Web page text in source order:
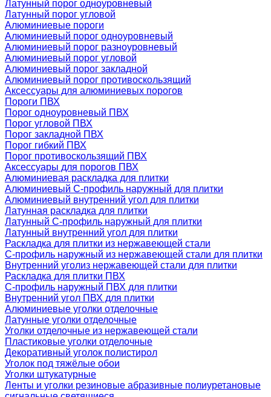
Латунный порог одноуровневый
Латунный порог угловой
Алюминиевые пороги
Алюминиевый порог одноуровневый
Алюминиевый порог разноуровневый
Алюминиевый порог угловой
Алюминиевый порог закладной
Алюминиевый порог противоскользящий
Аксессуары для алюминиевых порогов
Пороги ПВХ
Порог одноуровневый ПВХ
Порог угловой ПВХ
Порог закладной ПВХ
Порог гибкий ПВХ
Порог противоскользящий ПВХ
Аксессуары для порогов ПВХ
Алюминиевая раскладка для плитки
Алюминиевый С-профиль наружный для плитки
Алюминиевый внутренний угол для плитки
Латунная раскладка для плитки
Латунный С-профиль наружный для плитки
Латунный внутренний угол для плитки
Раскладка для плитки из нержавеющей стали
С-профиль наружный из нержавеющей стали для плитки
Внутренний уголиз нержавеющей стали для плитки
Раскладка для плитки ПВХ
С-профиль наружный ПВХ для плитки
Внутренний угол ПВХ для плитки
Алюминиевые уголки отделочные
Латунные уголки отделочные
Уголки отделочные из нержавеющей стали
Пластиковые уголки отделочные
Декоративный уголок полистирол
Уголок под тяжёлые обои
Уголки штукатурные
Ленты и уголки резиновые абразивные полиуретановые